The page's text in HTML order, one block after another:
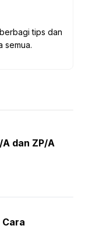
tips dan
semua.
A dan ZP/A
Cara